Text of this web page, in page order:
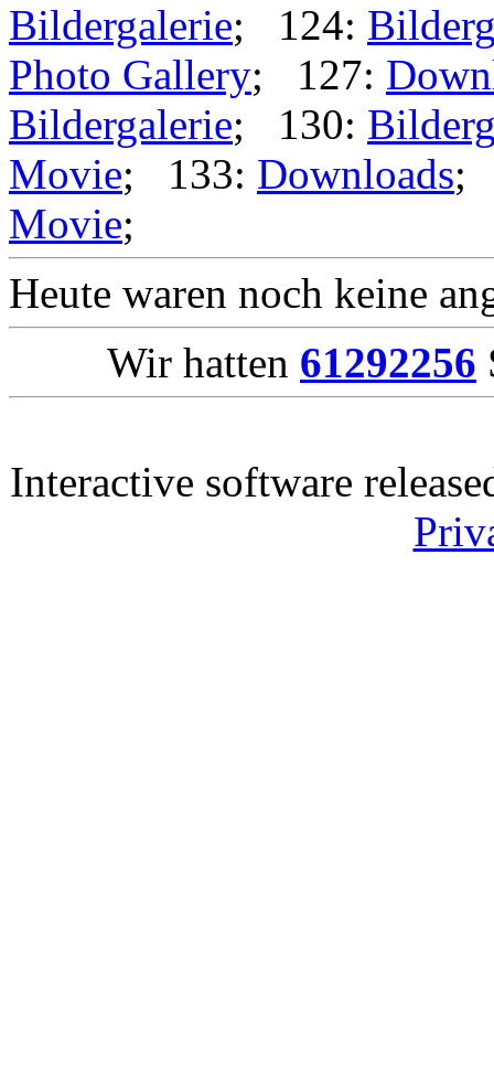
Bildergalerie; 124:
Photo Gallery; 127:
Bildergalerie; 130:
Movie; 133: Downloads;
Movie;
Heute waren noch keine
Wir hatten 61292256
Interactive software